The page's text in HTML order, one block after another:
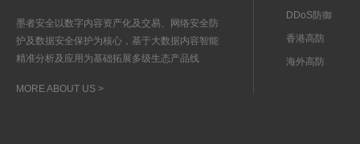
墨者安全以数字内容资产化及交易、网络安全防
护及数据安全保护为核心，基于大数据内容智能
精准分析及应用为基础拓展多级生态产品线
MORE ABOUT US >
DDoS防御
香港高防
海外高防